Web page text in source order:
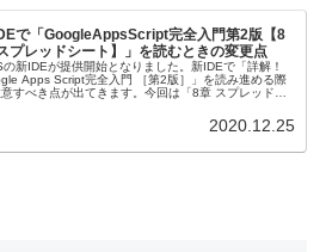
で「GoogleAppsScript完全入門第2版【8
プレッドシート】」を読むときの変更点
の新IDEが提供開始となりました。新IDEで「詳解！
Apps Script完全入門 ［第2版］」を読み進める際
すべき点が出てきます。今回は「8章 スプレッドシ
2020.12.25